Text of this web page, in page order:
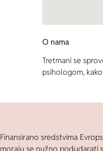
O nama
Tretmani se
psihologom,
Finansirano sredstvima
moraju se nužno podudarati